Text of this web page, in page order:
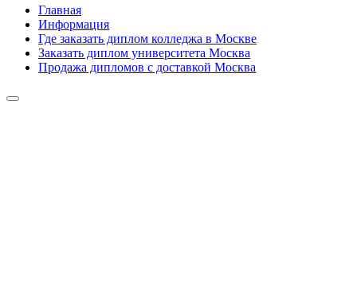
Главная
Информация
Где заказать диплом колледжа в Москве
Заказать диплом университета Москва
Продажа дипломов с доставкой Москва